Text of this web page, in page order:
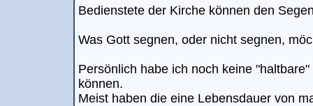
Bedienstete der Kirche können den
Was Gott segnen, oder nicht segnen,
Persönlich habe ich noch keine
können.
Meist haben die eine Lebensdauer von